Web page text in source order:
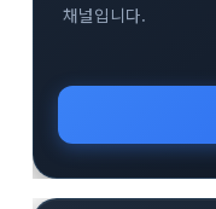
채널입니다.